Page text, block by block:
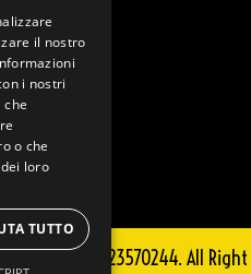
- P.IVA 02723570244. All Right
il nostro
i nostri
o che
loro
TUTTO